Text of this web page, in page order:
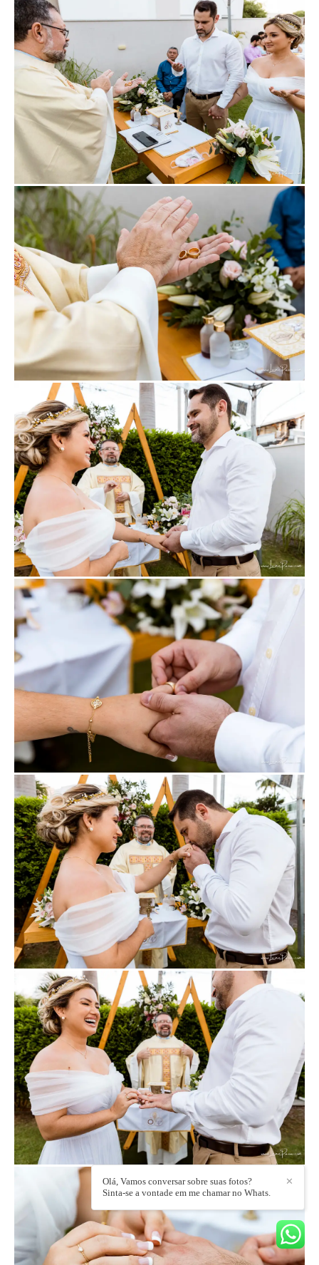
✕
Olá, Vamos conversar sobre suas fotos?
Sinta-se a vontade em me chamar no Whats.